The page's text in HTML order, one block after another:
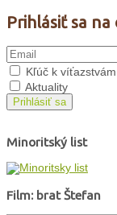
Prihlásiť sa na
Kľúč k víťazstvám
Aktuality
Prihlásiť sa
Minoritský list
Film: brat Štefan